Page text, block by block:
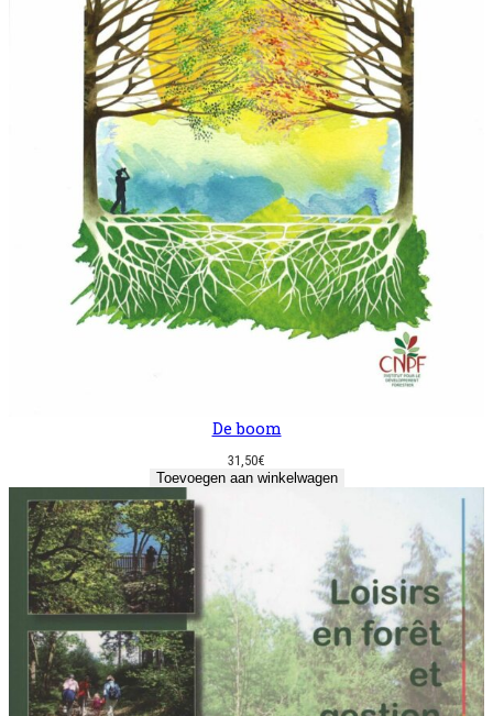
De boom
31,50€
Toevoegen aan winkelwagen